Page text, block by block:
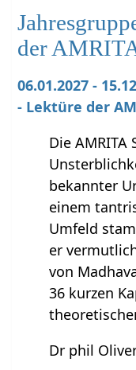
der
06.01.2027 -
- Lektüre der
Die AMRITA
bekannter
einem
Umfeld
er
von
36 kurzen
Dr phil